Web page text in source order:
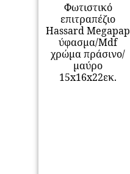
Φωτιστικό
επιτραπέζιο
Hassard Megapap
ύφασμα/Mdf
χρώμα πράσινο/
μαύρο
15x16x22εκ.